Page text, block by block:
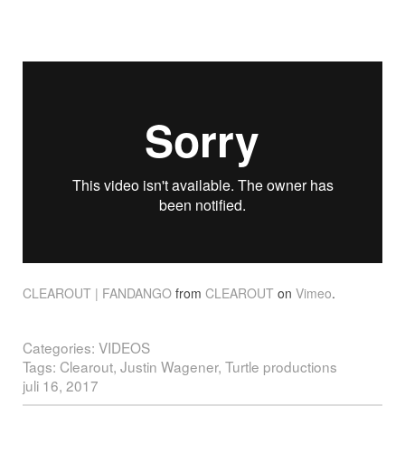
CLEAROUT | FANDANGO from CLEAROUT on Vimeo.
Categories: VIDEOS
Tags: Clearout, Justin Wagener, Turtle productions
juli 16, 2017